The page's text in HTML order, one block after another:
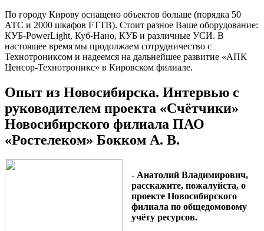
По городу Кирову оснащено объектов больше (порядка 50
АТС и 2000 шкафов FTTB). Стоит разное Ваше оборудование:
КУБ-PowerLight, Куб-Нано, КУБ и различные УСИ. В
настоящее время мы продолжаем сотрудничество с
Технотрониксом и надеемся на дальнейшее развитие «АПК
Ценсор-Технотроникс» в Кировском филиале.
Опыт из Новосибирска. Интервью с
руководителем проекта «Счётчики»
Новосибирского филиала ПАО
«Ростелеком» Бокком А. В.
- Анатолий Владимирович,
расскажите, пожалуйста, о
проекте Новосибирского
филиала по общедомовому
учёту ресурсов.